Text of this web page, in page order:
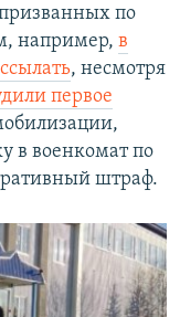
по
например, в
, несмотря
первое
в военкомат по
штраф.